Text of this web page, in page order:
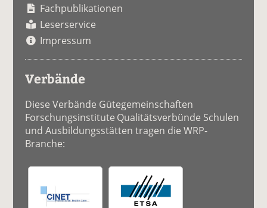
Fachpublikationen
Leserservice
Impressum
Verbände
Diese Verbände Gütegemeinschaften
Forschungsinstitute Qualitätsverbünde Schulen
und Ausbildungsstätten tragen die WRP-
Branche: